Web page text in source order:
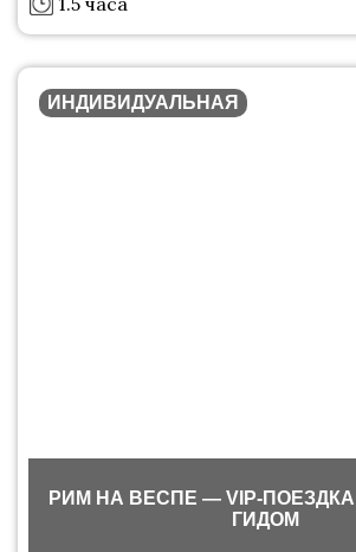
ИНДИВИДУАЛЬНАЯ
РИМ НА ВЕСПЕ — VIP-
ГИДОМ